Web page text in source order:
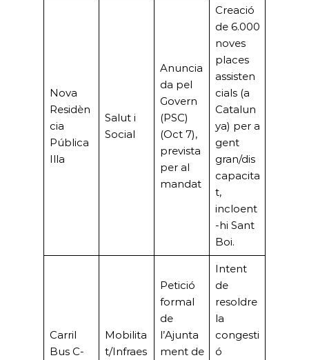
Nova
Residèn
cia
Pública
Illa
Salut i
Social
Anuncia
da pel
Govern
(PSC)
(Oct 7),
prevista
per al
mandat
Creació
de 6.000
noves
places
assisten
cials (a
Catalun
ya) per a
gent
gran/dis
capacita
t,
incloent
-hi Sant
Boi.
Carril
Bus C-
Mobilita
t/Infraes
Petició
formal
de
l’Ajunta
ment de
Intent
de
resoldre
la
congesti
ó